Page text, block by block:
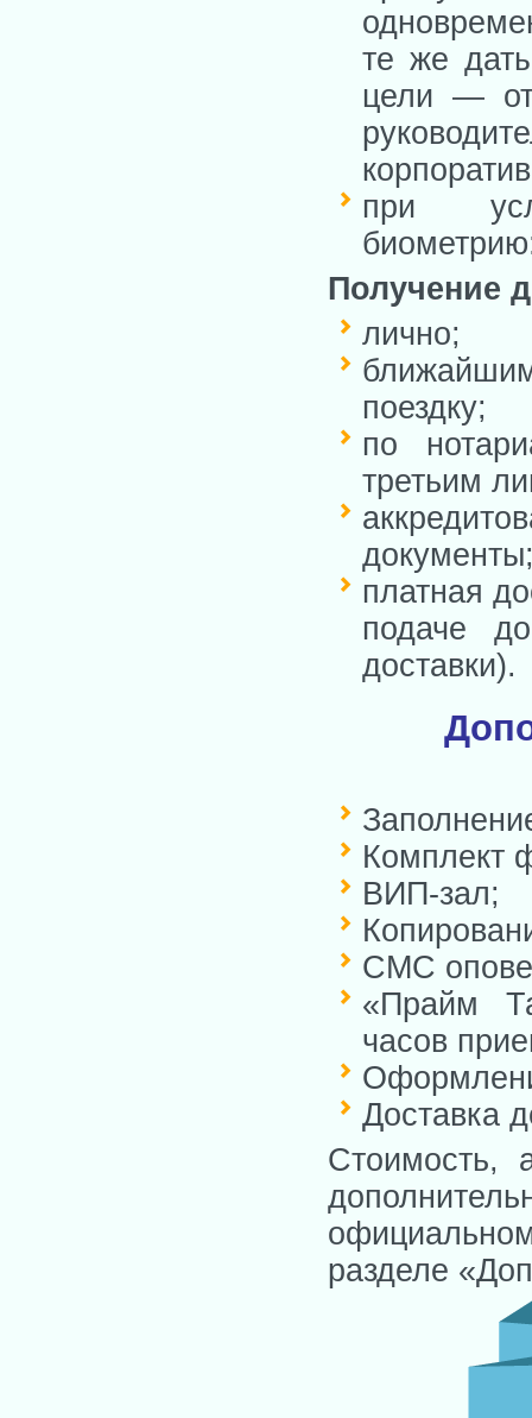
те же
цели — от
при
Получение
лично;
поездку;
по
третьим
платная
подаче
доставки).
Комплект
ВИП-зал;
СМС
«Прайм
часов
Доставка
Стоимость,
разделе